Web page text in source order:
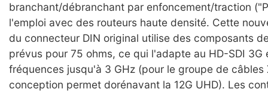
branchant/débranchant par enfoncement/traction
l'emploi avec des routeurs haute densité. Cette
du connecteur DIN original utilise des composants
prévus pour 75 ohms, ce qui l'adapte au HD-SDI 3G
fréquences jusqu'à 3 GHz (pour le groupe de câbles
conception permet dorénavant la 12G UHD). Les